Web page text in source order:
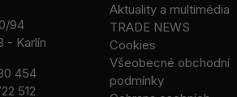
94
- Karlín
454
512
Aktuality a multimédia
TRADE NEWS
Cookies
Všeobecné obchodní
podmínky